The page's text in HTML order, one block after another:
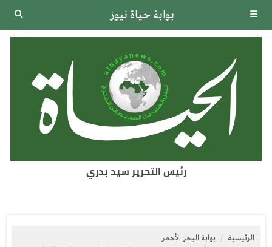
بوابة حياة نيوز
رئيس التحرير سيد بدري
الرئيسية
بوابة البحر الأحمر